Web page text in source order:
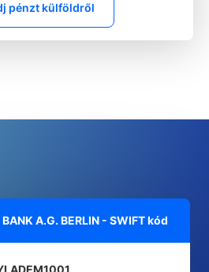
pénzt külföldről
A.G. BERLIN - SWIFT kód